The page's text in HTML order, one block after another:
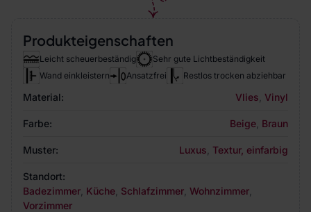
Produkteigenschaften
Leicht scheuerbeständig
Sehr gute Lichtbeständigkeit
Wand einkleistern
Ansatzfrei Restlos trocken abziehbar
Material: Vlies Vinyl
Farbe: Beige Braun
Muster: Luxus Textur, einfarbig
Standort:
Badezimmer Küche Schlafzimmer Wohnzimmer
Vorzimmer